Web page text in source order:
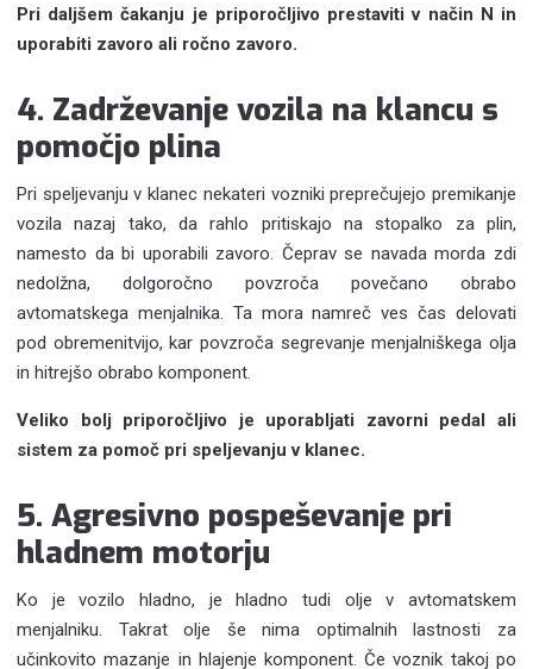
Pri daljšem čakanju je priporočljivo prestaviti v način N in
uporabiti zavoro ali ročno zavoro.
4. Zadrževanje vozila na klancu s
pomočjo plina
Pri speljevanju v klanec nekateri vozniki preprečujejo premikanje
vozila nazaj tako, da rahlo pritiskajo na stopalko za plin,
namesto da bi uporabili zavoro. Čeprav se navada morda zdi
nedolžna, dolgoročno povzroča povečano obrabo
avtomatskega menjalnika. Ta mora namreč ves čas delovati
pod obremenitvijo, kar povzroča segrevanje menjalniškega olja
in hitrejšo obrabo komponent.
Veliko bolj priporočljivo je uporabljati zavorni pedal ali
sistem za pomoč pri speljevanju v klanec.
5. Agresivno pospeševanje pri
hladnem motorju
Ko je vozilo hladno, je hladno tudi olje v avtomatskem
menjalniku. Takrat olje še nima optimalnih lastnosti za
učinkovito mazanje in hlajenje komponent. Če voznik takoj po